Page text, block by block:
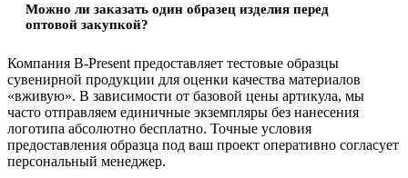
Можно ли заказать один образец изделия перед
оптовой закупкой?
Компания B-Present предоставляет тестовые образцы
сувенирной продукции для оценки качества материалов
«вживую». В зависимости от базовой цены артикула, мы
часто отправляем единичные экземпляры без нанесения
логотипа абсолютно бесплатно. Точные условия
предоставления образца под ваш проект оперативно согласует
персональный менеджер.